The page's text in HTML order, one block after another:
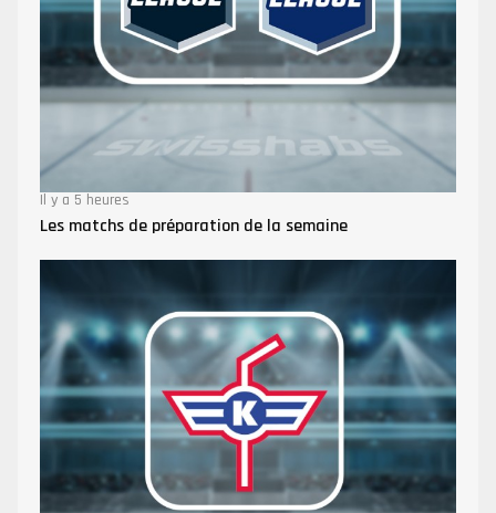
Il y a 5 heures
Les matchs de préparation de la semaine